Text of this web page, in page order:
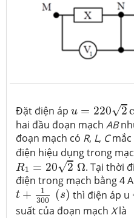
Đặt điện áp u = 220√2
2202 cos
hai đầu đoạn mạch AB
đoạn mạch có R, L, C
điện hiệu dụng trong
R1 = 20√2 Ω
R1= 202Ω . Tại thời
điện trong mạch bằng 4
t +
1
300
(s)
t+1300(s)
thì điện áp u
suất của đoạn mạch Xlà